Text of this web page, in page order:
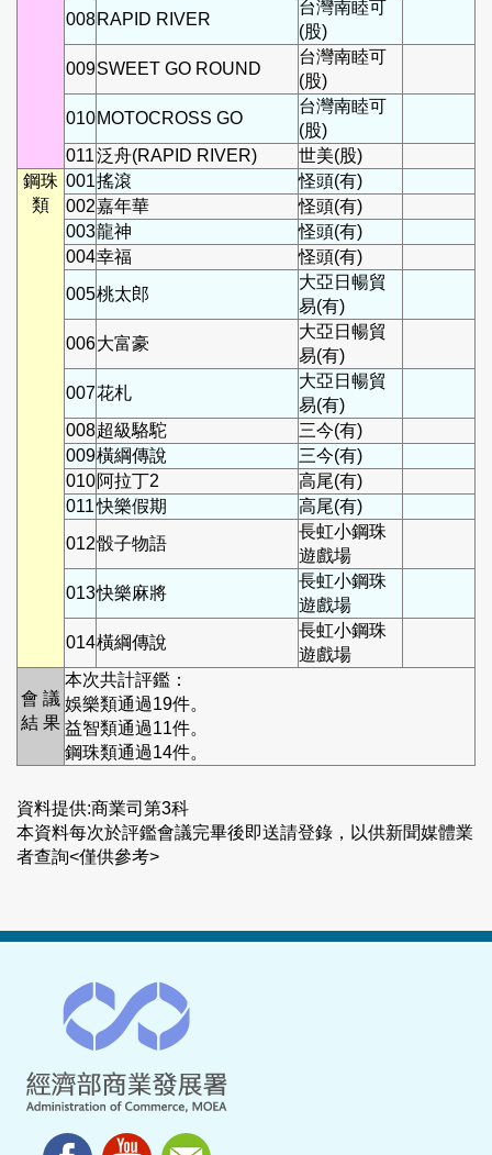
008 RAPID RIVER
台灣南睦可
(股)
009SWEET GO ROUND
台灣南睦可
(股)
010 MOTOCROSS GO
台灣南睦可
(股)
011泛舟(RAPID RIVER)
世美(股)
鋼珠
類
001搖滾
怪頭(有)
002嘉年華
怪頭(有)
003龍神
怪頭(有)
004幸福
怪頭(有)
005桃太郎
大亞日暢貿
易(有)
006大富豪
大亞日暢貿
易(有)
007花札
大亞日暢貿
易(有)
008超級駱駝
三今(有)
009橫綱傳說
三今(有)
010 阿拉丁2
高尾(有)
011快樂假期
高尾(有)
012骰子物語
長虹小鋼珠
遊戲場
013快樂麻將
長虹小鋼珠
遊戲場
014橫綱傳說
長虹小鋼珠
遊戲場
會 議
結 果
本次共計評鑑：
娛樂類通過19件。
益智類通過11件。
鋼珠類通過14件。
資料提供:商業司第3科
本資料每次於評鑑會議完畢後即送請登錄，以供新聞媒體業
者查詢<僅供參考>